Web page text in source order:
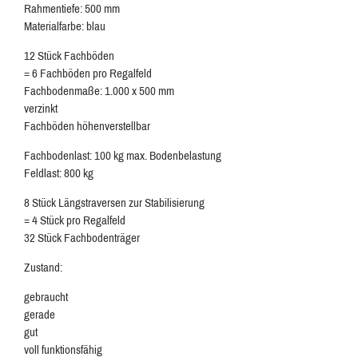
Rahmentiefe: 500 mm
Materialfarbe: blau
12 Stück Fachböden
= 6 Fachböden pro Regalfeld
Fachbodenmaße: 1.000 x 500 mm
verzinkt
Fachböden höhenverstellbar
Fachbodenlast: 100 kg max. Bodenbelastung
Feldlast: 800 kg
8 Stück Längstraversen zur Stabilisierung
= 4 Stück pro Regalfeld
32 Stück Fachbodenträger
Zustand:
gebraucht
gerade
gut
voll funktionsfähig